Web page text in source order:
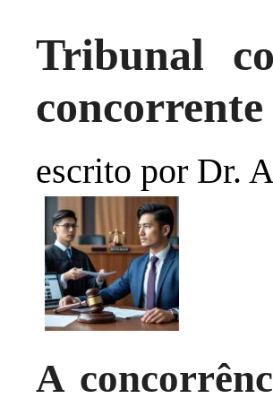
Tribunal
escrito por Dr.
A